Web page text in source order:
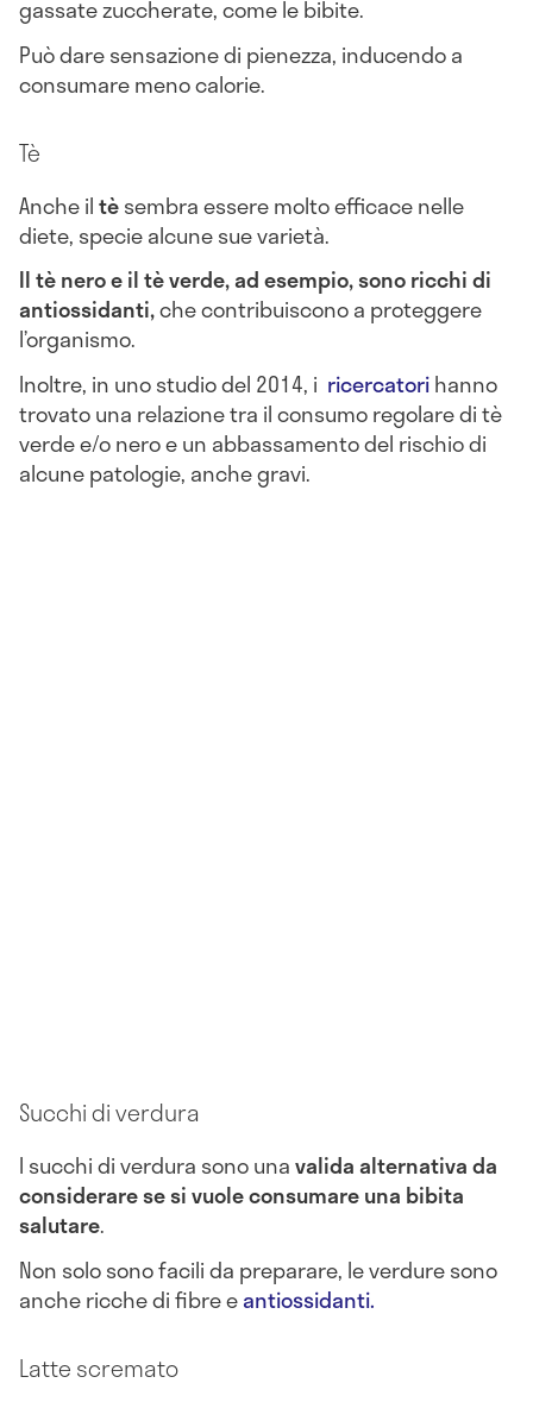
gassate zuccherate, come le bibite.
Può dare sensazione di pienezza, inducendo a
consumare meno calorie.
Tè
Anche iltèsembra essere molto efficace nelle
diete, specie alcune sue varietà.
Il tè nero e il tè verde, ad esempio, sono ricchi di
antiossidanti,che contribuiscono a proteggere
l’organismo.
Inoltre, in uno studio del 2014, i ricercatorihanno
trovato una relazione tra il consumo regolare di tè
verde e/o nero e un abbassamento del rischio di
alcune patologie, anche gravi.
Succhi di verdura
I succhi di verdura sono unavalida alternativa da
considerare se si vuole consumare una bibita
salutare.
Non solo sono facili da preparare, le verdure sono
anche ricche di fibre eantiossidanti.
Latte scremato